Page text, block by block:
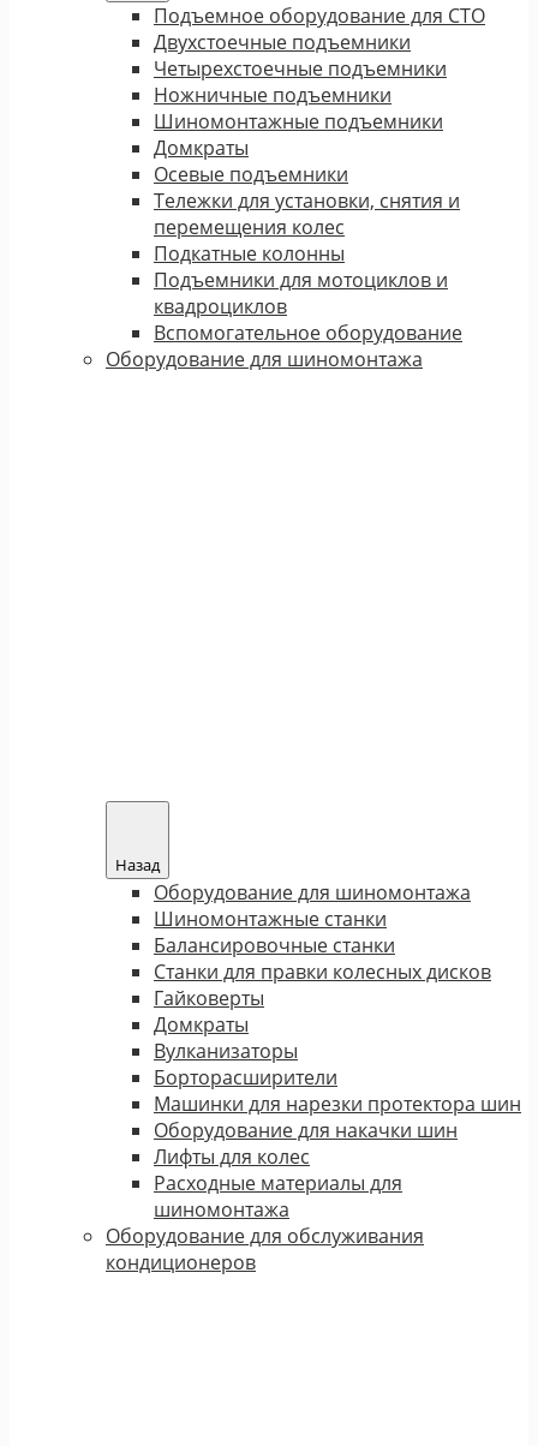
Подъемное оборудование для СТО
Двухстоечные подъемники
Четырехстоечные подъемники
Ножничные подъемники
Шиномонтажные подъемники
Домкраты
Осевые подъемники
Тележки для установки, снятия и
перемещения колес
Подкатные колонны
Подъемники для мотоциклов и
квадроциклов
Вспомогательное оборудование
Оборудование для шиномонтажа
Назад
Оборудование для шиномонтажа
Шиномонтажные станки
Балансировочные станки
Станки для правки колесных дисков
Гайковерты
Домкраты
Вулканизаторы
Борторасширители
Машинки для нарезки протектора шин
Оборудование для накачки шин
Лифты для колес
Расходные материалы для
шиномонтажа
Оборудование для обслуживания
кондиционеров